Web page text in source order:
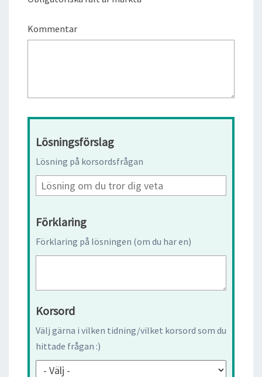
Kommentar
Lösningsförslag
Lösning på korsordsfrågan
Förklaring
Förklaring på lösningen (om du har en)
Korsord
Välj gärna i vilken tidning/vilket korsord som du
hittade frågan :)